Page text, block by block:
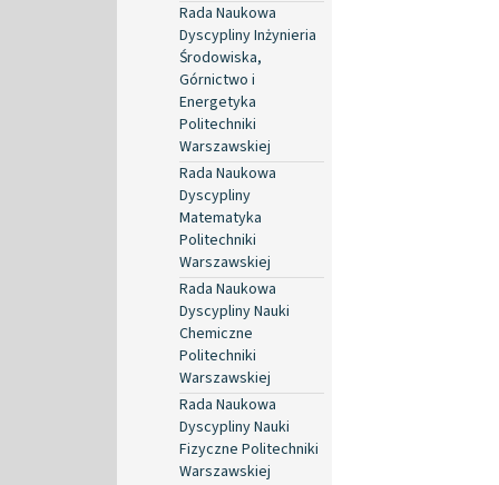
Rada Naukowa
Dyscypliny Inżynieria
Środowiska,
Górnictwo i
Energetyka
Politechniki
Warszawskiej
Rada Naukowa
Dyscypliny
Matematyka
Politechniki
Warszawskiej
Rada Naukowa
Dyscypliny Nauki
Chemiczne
Politechniki
Warszawskiej
Rada Naukowa
Dyscypliny Nauki
Fizyczne Politechniki
Warszawskiej